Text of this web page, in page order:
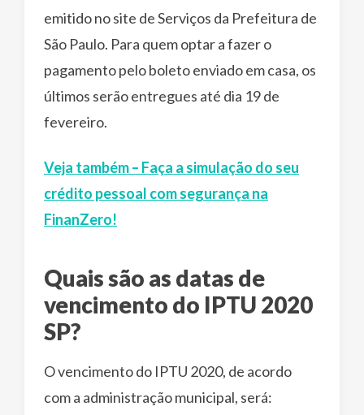
emitido no site de Serviços da Prefeitura de
São Paulo. Para quem optar a fazer o
pagamento pelo boleto enviado em casa, os
últimos serão entregues até dia 19 de
fevereiro.
Veja também – Faça a simulação do seu
crédito pessoal com segurança na
FinanZero!
Quais são as datas de
vencimento do IPTU 2020
SP?
O vencimento do IPTU 2020, de acordo
com a administração municipal, será: